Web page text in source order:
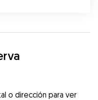
o dirección para ver